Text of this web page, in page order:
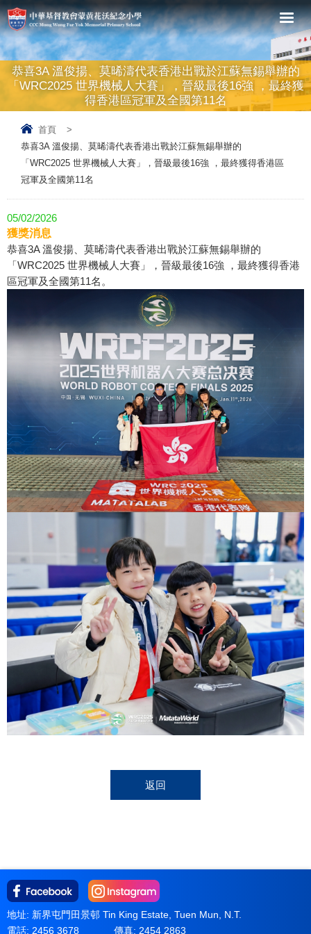
恭喜3A 溫俊揚、莫晞濤代表香港出戰於江蘇無錫舉辦的
「WRC2025 世界機械人大賽」，晉級最後16強 ，最終獲
得香港區冠軍及全國第11名
首頁
>
恭喜3A 溫俊揚、莫晞濤代表香港出戰於江蘇無錫舉辦的
「WRC2025 世界機械人大賽」，晉級最後16強 ，最終獲得香港區
冠軍及全國第11名
05/02/2026
獲獎消息
恭喜3A 溫俊揚、莫晞濤代表香港出戰於江蘇無錫舉辦的
「WRC2025 世界機械人大賽」，晉級最後16強 ，最終獲得香港
區冠軍及全國第11名。
返回
地址: 新界屯門田景邨 Tin King Estate, Tuen Mun, N.T.
電話: 2456 3678
傳真: 2454 2863